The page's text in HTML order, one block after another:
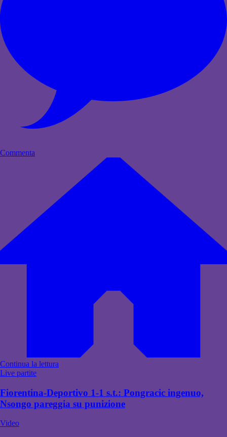
Commenta
Continua la lettura
Live partite
Fiorentina-Deportivo 1-1 s.t.: Pongracic ingenuo,
Nsongo pareggia su punizione
Video